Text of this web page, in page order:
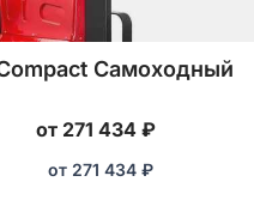
Самоходный
от 271 434 ₽
от 271 434 ₽